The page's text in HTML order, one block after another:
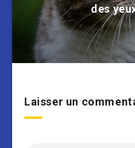
des
Laisser un